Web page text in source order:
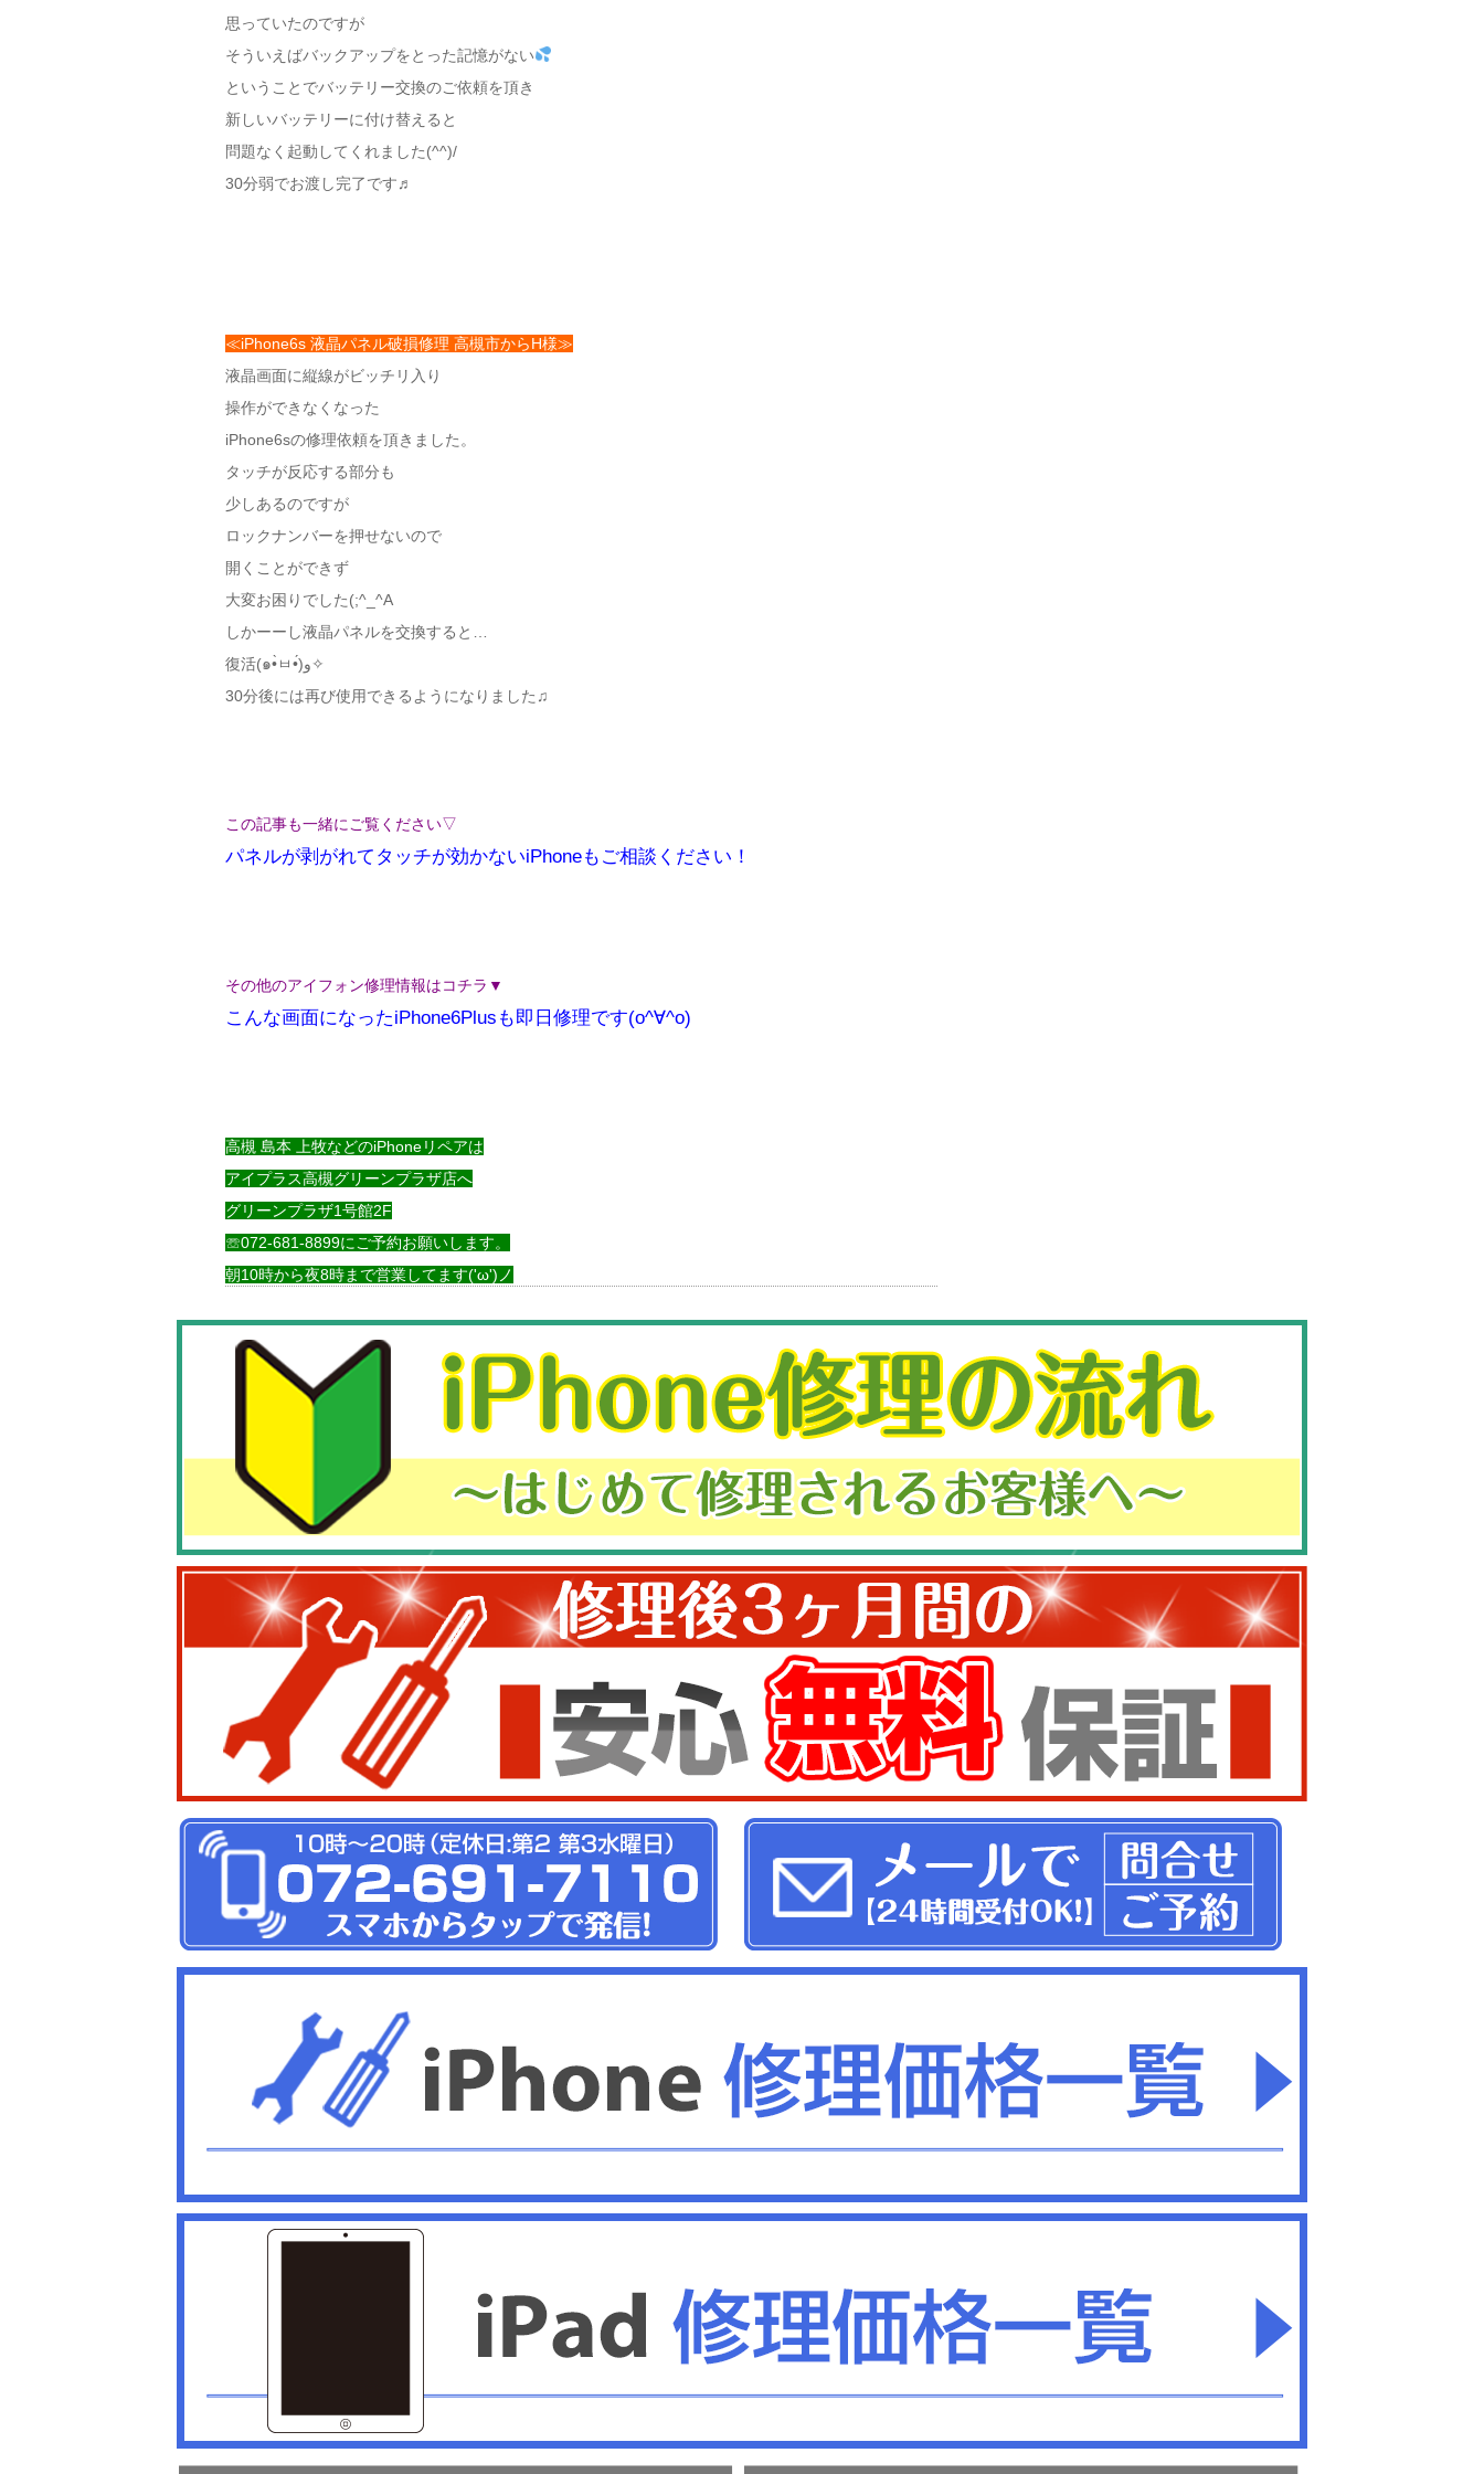
思っていたのですが
そういえばバックアップをとった記憶がない
ということでバッテリー交換のご依頼を頂き
新しいバッテリーに付け替えると
問題なく起動してくれました(^^)/
30分弱でお渡し完了です♬
≪iPhone6s 液晶パネル破損修理 高槻市からH様≫
液晶画面に縦線がビッチリ入り
操作ができなくなった
iPhone6sの修理依頼を頂きました。
タッチが反応する部分も
少しあるのですが
ロックナンバーを押せないので
開くことができず
大変お困りでした(;^_^A
しかーーし液晶パネルを交換すると…
復活(๑•̀ㅂ•́)و✧
30分後には再び使用できるようになりました♫
この記事も一緒にご覧ください▽
パネルが剥がれてタッチが効かないiPhoneもご相談ください！
その他のアイフォン修理情報はコチラ▼
こんな画面になったiPhone6Plusも即日修理です(o^∀^o)
高槻 島本 上牧などのiPhoneリペアは
アイプラス高槻グリーンプラザ店へ
グリーンプラザ1号館2F
☏072-681-8899にご予約お願いします。
朝10時から夜8時まで営業してます('ω')ノ